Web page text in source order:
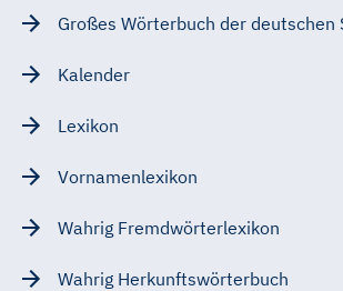
Großes Wörterbuch der deutschen
Kalender
Lexikon
Vornamenlexikon
Wahrig Fremdwörterlexikon
Wahrig Herkunftswörterbuch